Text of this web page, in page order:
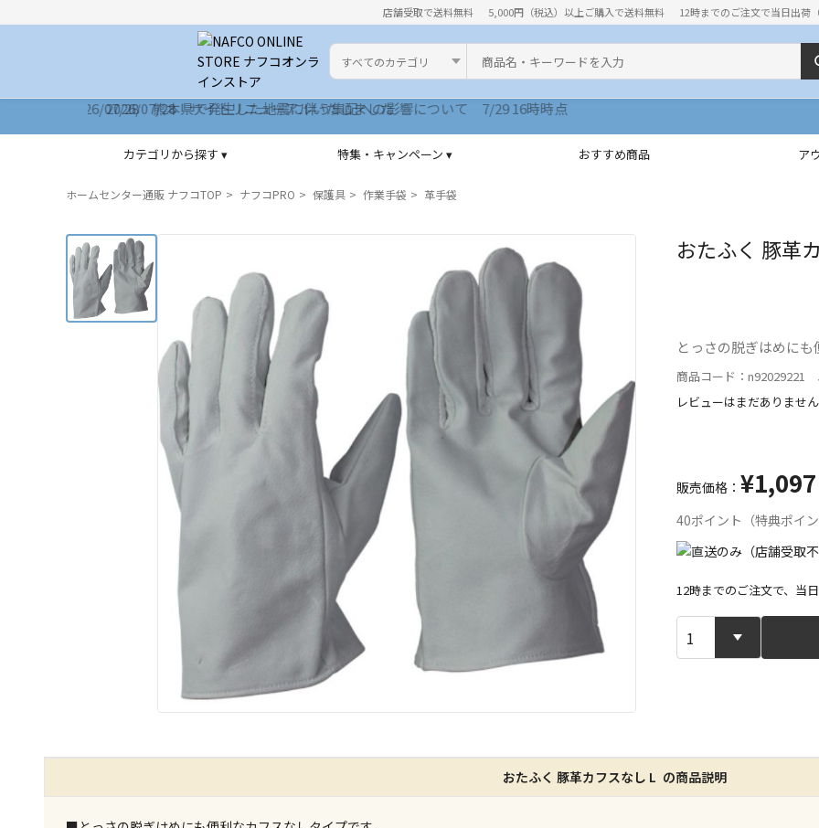
店舗受取で送料無料 5,000円（税込）以上ご購入で送料無料 12時までのご注文で当日出荷（
カテゴリ
検索キーワード
2026/07/28 サイトリニューアルいたしました
カテゴリから探す ▾ 特集・キャンペーン ▾ おすすめ商品 ア
ホームセンター通販 ナフコTOP ナフコPRO 保護具 作業手袋 革手袋
おたふく 豚革
とっさの脱ぎはめにも
商品コード：n92029221
レビューはまだありません
販売価格： ¥1,097
40ポイント（特典ポイン
宅配や店舗
特定の店舗
※同時購入の
12時までのご注文で、当
おたふく 豚革カフスなし L の商品説明